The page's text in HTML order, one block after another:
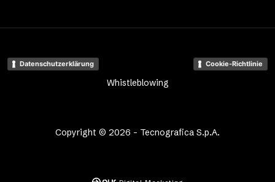
Copyright © 2026 - Tecnografica S.p.A.
Datenschutzerklärung Cookie-Richtlinie
Whistleblowing